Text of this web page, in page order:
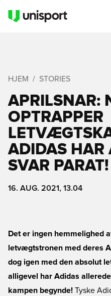
HJEM STORIES
APRILSNAR:
OPTRAPPER
ADIDAS HAR
SVAR PARAT!
16. AUG. 2021, 13.04
Det er ingen hemmelighed
letvægtstronen med deres
dog igen med den absolut
alligevel har Adidas
kampen begynde! Tyske